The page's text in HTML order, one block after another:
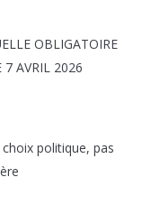
OBLIGATOIRE
AVRIL 2026
politique, pas